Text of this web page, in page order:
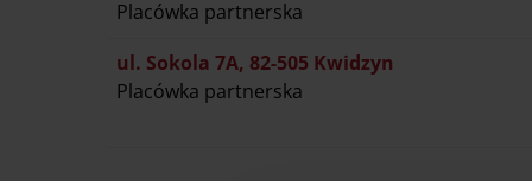
Placówka partnerska
ul. Sokola 7A, 82-505 Kwidzyn
Placówka partnerska